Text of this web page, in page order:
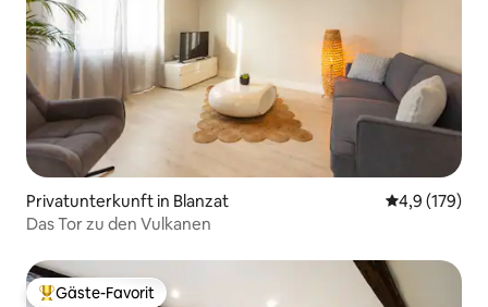
Privatunterkunft in Blanzat
4,9 (179)
Das Tor zu den Vulkanen
Beliebter Gäste-Favorit.
Gäste-Favorit